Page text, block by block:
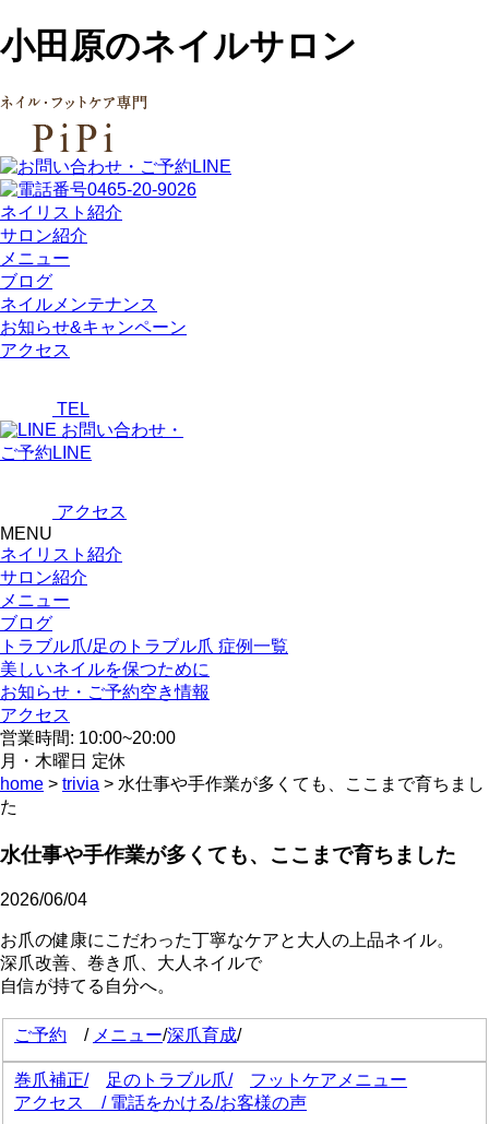
小田原のネイルサロン
ネイリスト紹介
サロン紹介
メニュー
ブログ
ネイルメンテナンス
お知らせ&キャンペーン
アクセス
TEL
お問い合わせ・
ご予約LINE
アクセス
MENU
ネイリスト紹介
サロン紹介
メニュー
ブログ
トラブル爪/足のトラブル爪 症例一覧
美しいネイルを保つために
お知らせ・ご予約空き情報
アクセス
営業時間: 10:00~20:00
月・木曜日 定休
home > trivia > 水仕事や手作業が多くても、ここまで育ちまし
た
水仕事や手作業が多くても、ここまで育ちました
2026/06/04
お爪の健康にこだわった丁寧なケアと大人の上品ネイル。
深爪改善、巻き爪、大人ネイルで
自信が持てる自分へ。
ご予約 / メニュー/深爪育成/
巻爪補正/ 足のトラブル爪/
フットケアメニュー
アクセス
/ 電話をかける/お客様の声